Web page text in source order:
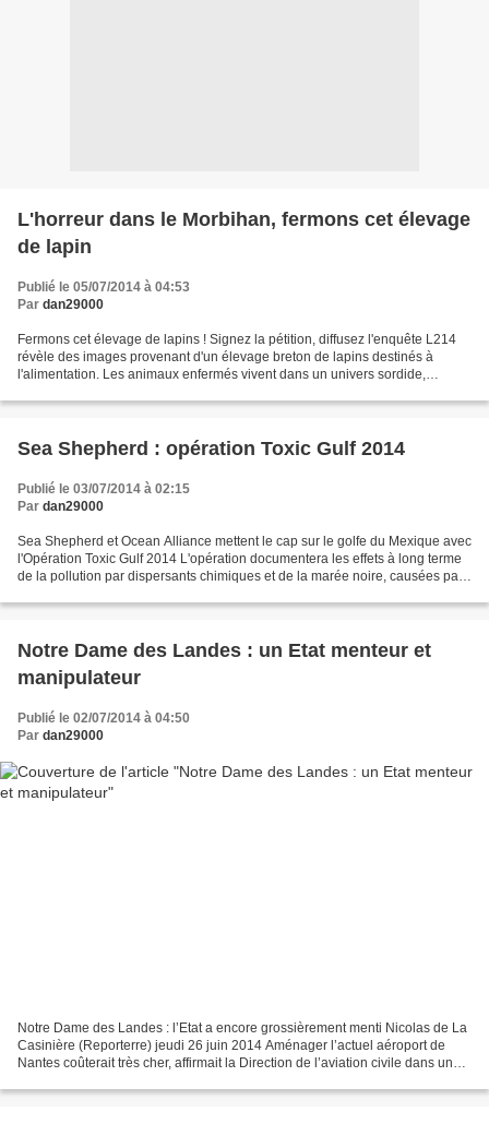
L'horreur dans le Morbihan, fermons cet élevage
de lapin
Publié le 05/07/2014 à 04:53
Par dan29000
Fermons cet élevage de lapins ! Signez la pétition, diffusez l'enquête L214
révèle des images provenant d'un élevage breton de lapins destinés à
l'alimentation. Les animaux enfermés vivent dans un univers sordide,
Sea Shepherd : opération Toxic Gulf 2014
Publié le 03/07/2014 à 02:15
Par dan29000
Sea Shepherd et Ocean Alliance mettent le cap sur le golfe du Mexique avec
l'Opération Toxic Gulf 2014 L'opération documentera les effets à long terme
de la pollution par dispersants chimiques et de la marée noire, causées par
Notre Dame des Landes : un Etat menteur et
manipulateur
Publié le 02/07/2014 à 04:50
Par dan29000
Notre Dame des Landes : l’Etat a encore grossièrement menti Nicolas de La
Casinière (Reporterre) jeudi 26 juin 2014 Aménager l’actuel aéroport de
Nantes coûterait très cher, affirmait la Direction de l’aviation civile dans une